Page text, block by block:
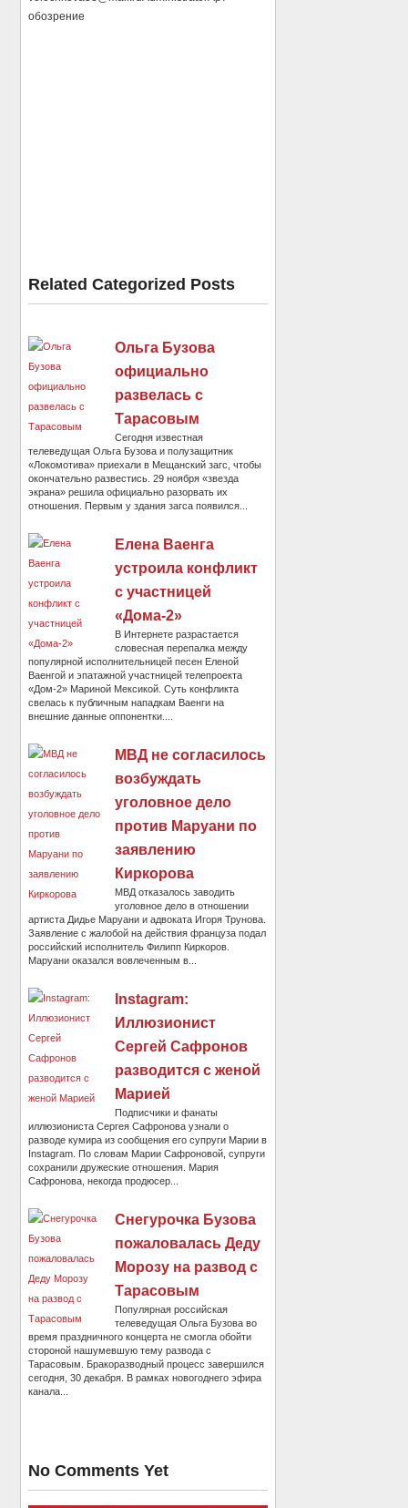
обозрение
Related Categorized Posts
Ольга Бузова
официально
развелась с
Тарасовым
Сегодня известная
телеведущая Ольга Бузова и полузащитник
«Локомотива» приехали в Мещанский загс, чтобы
окончательно развестись. 29 ноября «звезда
экрана» решила официально разорвать их
отношения. Первым у здания загса появился...
Елена Ваенга
устроила конфликт
с участницей
«Дома-2»
В Интернете разрастается
словесная перепалка между
популярной исполнительницей песен Еленой
Ваенгой и эпатажной участницей телепроекта
«Дом-2» Мариной Мексикой. Суть конфликта
свелась к публичным нападкам Ваенги на
внешние данные оппонентки....
МВД не согласилось
возбуждать
уголовное дело
против Маруани по
заявлению
Киркорова
МВД отказалось заводить
уголовное дело в отношении
артиста Дидье Маруани и адвоката Игоря Трунова.
Заявление с жалобой на действия француза подал
российский исполнитель Филипп Киркоров.
Маруани оказался вовлеченным в...
Instagram:
Иллюзионист
Сергей Сафронов
разводится с женой
Марией
Подписчики и фанаты
иллюзиониста Сергея Сафронова узнали о
разводе кумира из сообщения его супруги Марии в
Instagram. По словам Марии Сафроновой, супруги
сохранили дружеские отношения. Мария
Сафронова, некогда продюсер...
Снегурочка Бузова
пожаловалась Деду
Морозу на развод с
Тарасовым
Популярная российская
телеведущая Ольга Бузова во
время праздничного концерта не смогла обойти
стороной нашумевшую тему развода с
Тарасовым. Бракоразводный процесс завершился
сегодня, 30 декабря. В рамках новогоднего эфира
канала...
No Comments Yet